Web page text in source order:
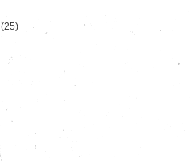
(25)